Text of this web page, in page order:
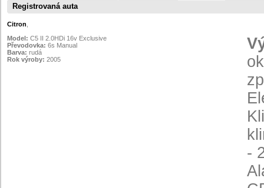
Registrovaná auta
Citron
Model: C5 II 2.0HDi 16v Exclusive
Převodovka: 6s Manual
Barva: rudá
Rok výroby: 2005
-